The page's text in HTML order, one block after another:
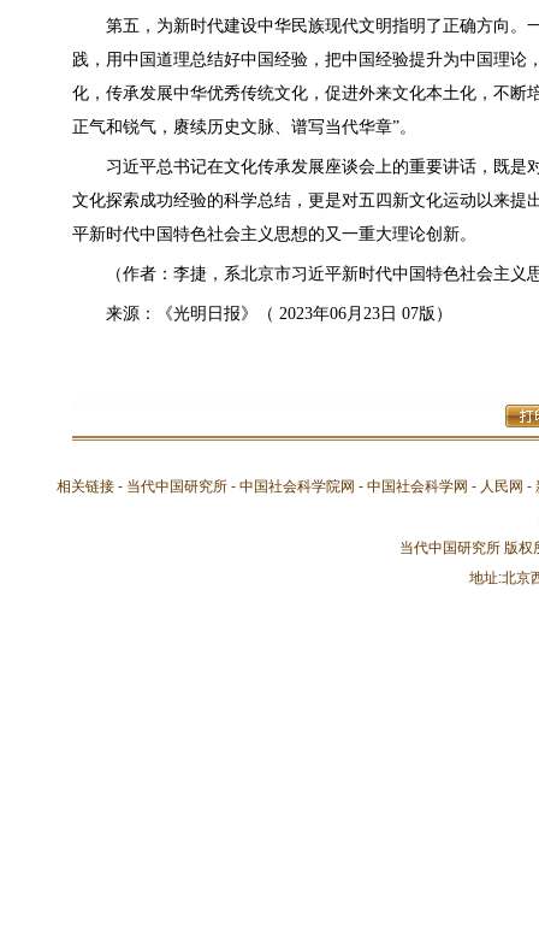
第五，为新时代建设中华民族现代文明指明了正确方向。
践，用中国道理总结好中国经验，把中国经验提升为中国理
化，传承发展中华优秀传统文化，促进外来文化本土化，不断
正气和锐气，赓续历史文脉、谱写当代华章”。
习近平总书记在文化传承发展座谈会上的重要讲话，既是
文化探索成功经验的科学总结，更是对五四新文化运动以来
平新时代中国特色社会主义思想的又一重大理论创新。
（作者：李捷，系北京市习近平新时代中国特色社会主义
来源：《光明日报》（ 2023年06月23日 07版）
相关链接 - 当代中国研究所 -中国社会科学院网 -中国社会科学网 - 人民网 -
当代中国研究所 版
地址:北京